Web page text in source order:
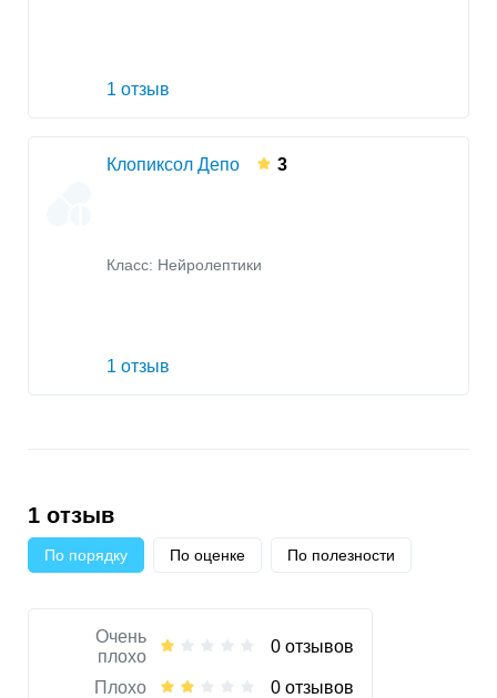
1 отзыв
Клопиксол Депо 3
Класс: Нейролептики
1 отзыв
1 отзыв
По порядку По оценке По полезности
Очень
плохо
0 отзывов
Плохо
0 отзывов